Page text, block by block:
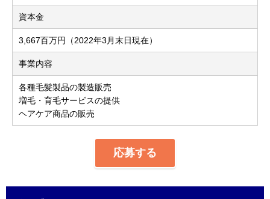
資本金
3,667百万円（2022年3月末日現在）
事業内容
各種毛髪製品の製造販売
増毛・育毛サービスの提供
ヘアケア商品の販売
応募する